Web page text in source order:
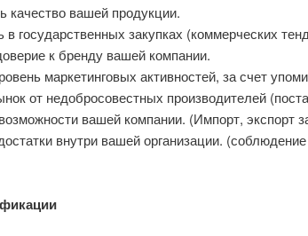
качество вашей продукции.
в государственных закупках (коммерческих
к бренду вашей компании.
маркетинговых активностей, за счет
от недобросовестных производителей
вашей компании. (Импорт, экспорт
внутри вашей организации.